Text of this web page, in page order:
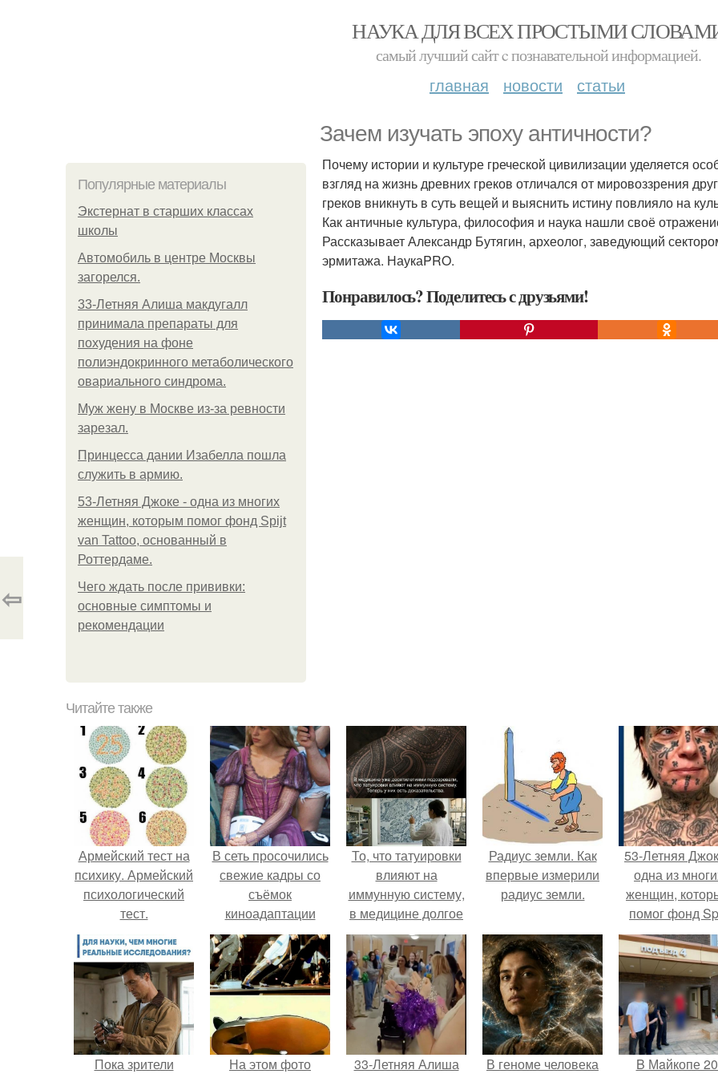
НАУКА ДЛЯ ВСЕХ ПРОСТЫМИ
самый лучший сайт c познавательной информацией.
главная новости статьи
Зачем изучать эпоху античности?
Популярные материалы
Экстернат в старших классах
школы
Автомобиль в центре Москвы
загорелся.
33-Летняя Алиша макдугалл
принимала препараты для
похудения на фоне
полиэндокринного метаболического
овариального синдрома.
Mуж жену в Москве из-за ревности
зарезал.
Принцесса дании Изабелла пошла
служить в армию.
53-Летняя Джоке - одна из многих
женщин, которым помог фонд Spijt
van Tattoo, основанный в
Роттердаме.
Чего ждать после прививки:
основные симптомы и
рекомендации
Почему истории и культуре греческой цивилизации уделяется
взгляд на жизнь древних греков отличался от мировоззрения
греков вникнуть в суть вещей и выяснить истину повлияло на
Как античные культура, философия и наука нашли своё
Рассказывает Александр Бутягин, археолог, заведующий
эрмитажа. НаукаPRO.
Понравилось? Поделитесь с друзьями!
⇦
Читайте также
Армейский тест на
психику. Армейский
психологический
тест.
В сеть просочились
свежие кадры со
съёмок
киноадаптации
"Рапунцель", и всё
внимание
моментально
оказалось
крофт.
То, что татуировки
влияют на
иммунную систему,
в медицине долгое
время
рассматривалось
лишь как гипотеза.
Радиус земли. Как
впервые измерили
радиус земли.
53-Летняя
одна из
женщин,
помог фонд
van Tattoo,
основанный
Роттердаме.
Пока зрители
На этом фото
33-Летняя Алиша
В геноме человека
B Мaйкопе